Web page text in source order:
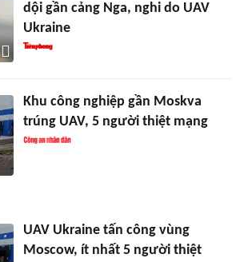
dội gần cảng Nga, nghi do UAV
Ukraine
Khu công nghiệp gần Moskva
trúng UAV, 5 người thiệt mạng
UAV Ukraine tấn công vùng
Moscow, ít nhất 5 người thiệt